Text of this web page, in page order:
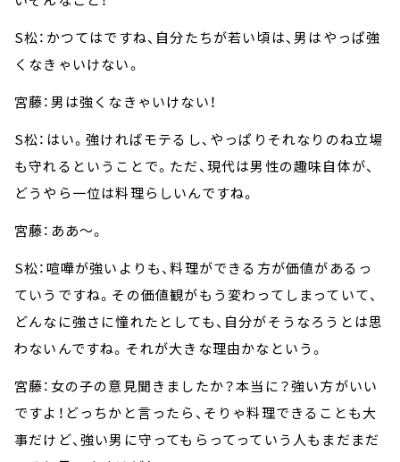
S松：かつてはですね、自分たちが若い頃は、男はやっぱ強
くなきゃいけない。
宮藤：男は強くなきゃいけない！
S松：はい。強ければモテるし、やっぱりそれなりのね立場
も守れるということで。ただ、現代は男性の趣味自体が、
どうやら一位は料理らしいんですね。
宮藤：ああ～。
S松：喧嘩が強いよりも、料理ができる方が価値があるっ
ていうですね。その価値観がもう変わってしまっていて、
どんなに強さに憧れたとしても、自分がそうなろうとは思
わないんですね。それが大きな理由かなという。
宮藤：女の子の意見聞きましたか？本当に？強い方がいい
ですよ！どっちかと言ったら、そりゃ料理できることも大
事だけど、強い男に守ってもらってっていう人もまだまだ